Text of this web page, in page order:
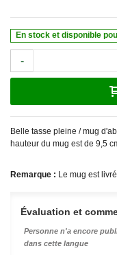
En stock et disponible
-
Belle tasse pleine / mug
hauteur du mug est de 9,5
Remarque : Le mug est livré
Évaluation et
Personne n'a encore
dans cette langue